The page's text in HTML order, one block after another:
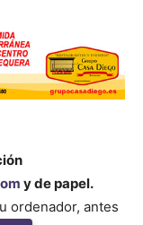
y de papel.
ordenador, antes